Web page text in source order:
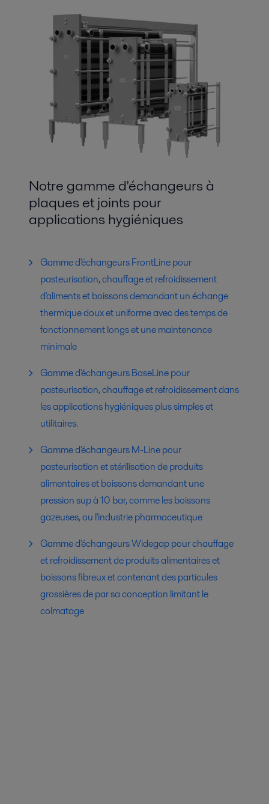
Notre gamme d'échangeurs à
plaques et joints pour
applications hygiéniques
Gamme d'échangeurs FrontLine pour
pasteurisation, chauffage et refroidissement
d'aliments et boissons demandant un échange
thermique doux et uniforme avec des temps de
fonctionnement longs et une maintenance
minimale
Gamme d'échangeurs BaseLine pour
pasteurisation, chauffage et refroidissement dans
les applications hygiéniques plus simples et
utilitaires.
Gamme d'échangeurs M-Line pour
pasteurisation et stérilisation de produits
alimentaires et boissons demandant une
pression sup à 10 bar, comme les boissons
gazeuses, ou l'industrie pharmaceutique
Gamme d'échangeurs Widegap pour chauffage
et refroidissement de produits alimentaires et
boissons fibreux et contenant des particules
grossières de par sa conception limitant le
colmatage